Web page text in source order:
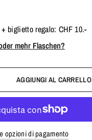
biglietto regalo: CHF 10.-
mehr Flaschen?
AGGIUNGI AL CARRELLO
opzioni di pagamento